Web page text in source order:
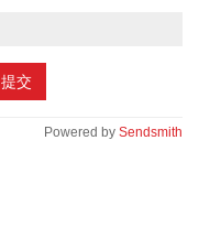
提交
Powered by Sendsmith